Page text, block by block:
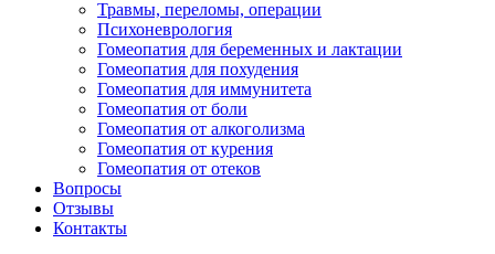
Травмы, переломы, операции
Психоневрология
Гомеопатия для беременных и лактации
Гомеопатия для похудения
Гомеопатия для иммунитета
Гомеопатия от боли
Гомеопатия от алкоголизма
Гомеопатия от курения
Гомеопатия от отеков
Вопросы
Отзывы
Контакты